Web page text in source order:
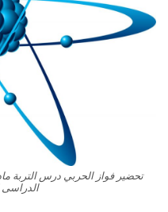
تحضير فواز الحربي درس التربة
الدراسى